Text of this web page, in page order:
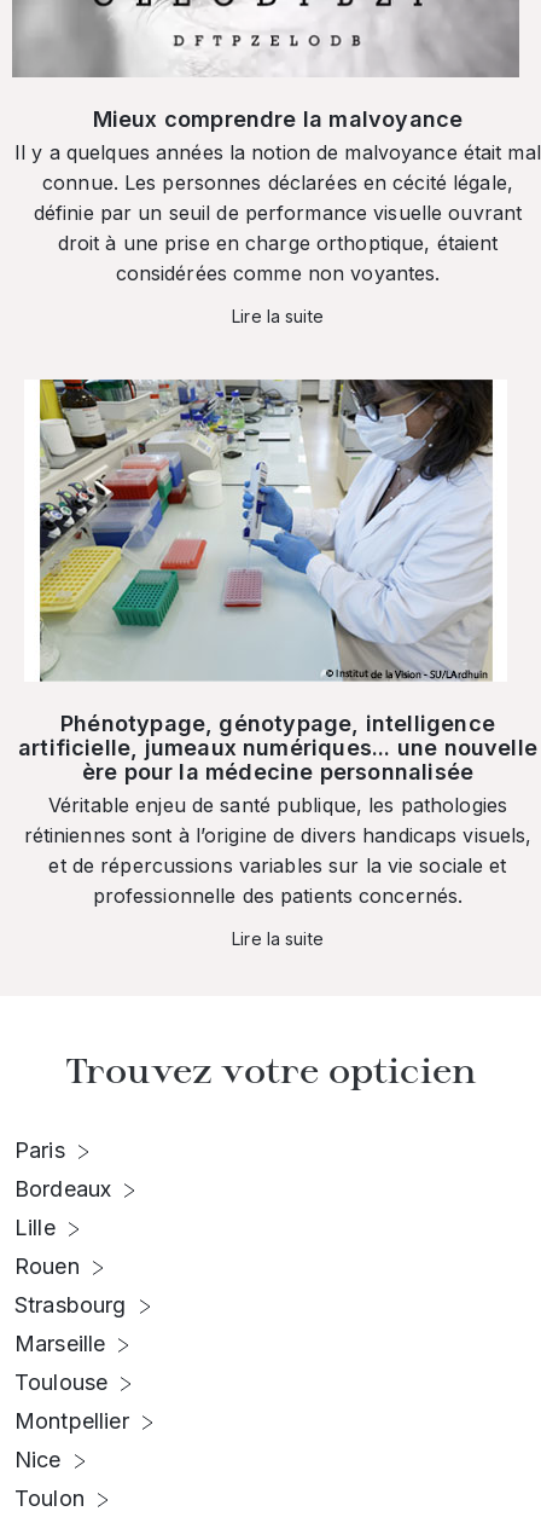
Mieux comprendre la malvoyance
Il y a quelques années la notion de malvoyance était mal
connue. Les personnes déclarées en cécité légale,
définie par un seuil de performance visuelle ouvrant
droit à une prise en charge orthoptique, étaient
considérées comme non voyantes.
Lire la suite
Phénotypage, génotypage, intelligence
artificielle, jumeaux numériques... une nouvelle
ère pour la médecine personnalisée
Véritable enjeu de santé publique, les pathologies
rétiniennes sont à l’origine de divers handicaps visuels,
et de répercussions variables sur la vie sociale et
professionnelle des patients concernés.
Lire la suite
Trouvez votre opticien
Paris
Bordeaux
Lille
Rouen
Strasbourg
Marseille
Toulouse
Montpellier
Nice
Toulon